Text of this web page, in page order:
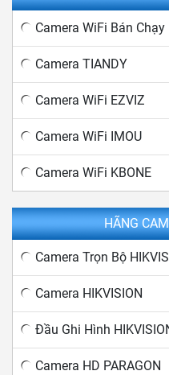
Camera WiFi Bán Chạy
Camera TIANDY
Camera WiFi EZVIZ
Camera WiFi IMOU
Camera WiFi KBONE
HÃNG
Camera Trọn Bộ
Camera HIKVISION
Đầu Ghi Hình
Camera HD PARAGON